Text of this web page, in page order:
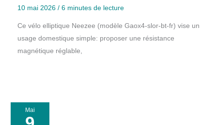
10 mai 2026 / 6 minutes de lecture
Ce vélo elliptique Neezee (modèle Gaox4-slor-bt-fr) vise un
usage domestique simple: proposer une résistance
magnétique réglable,
Mai